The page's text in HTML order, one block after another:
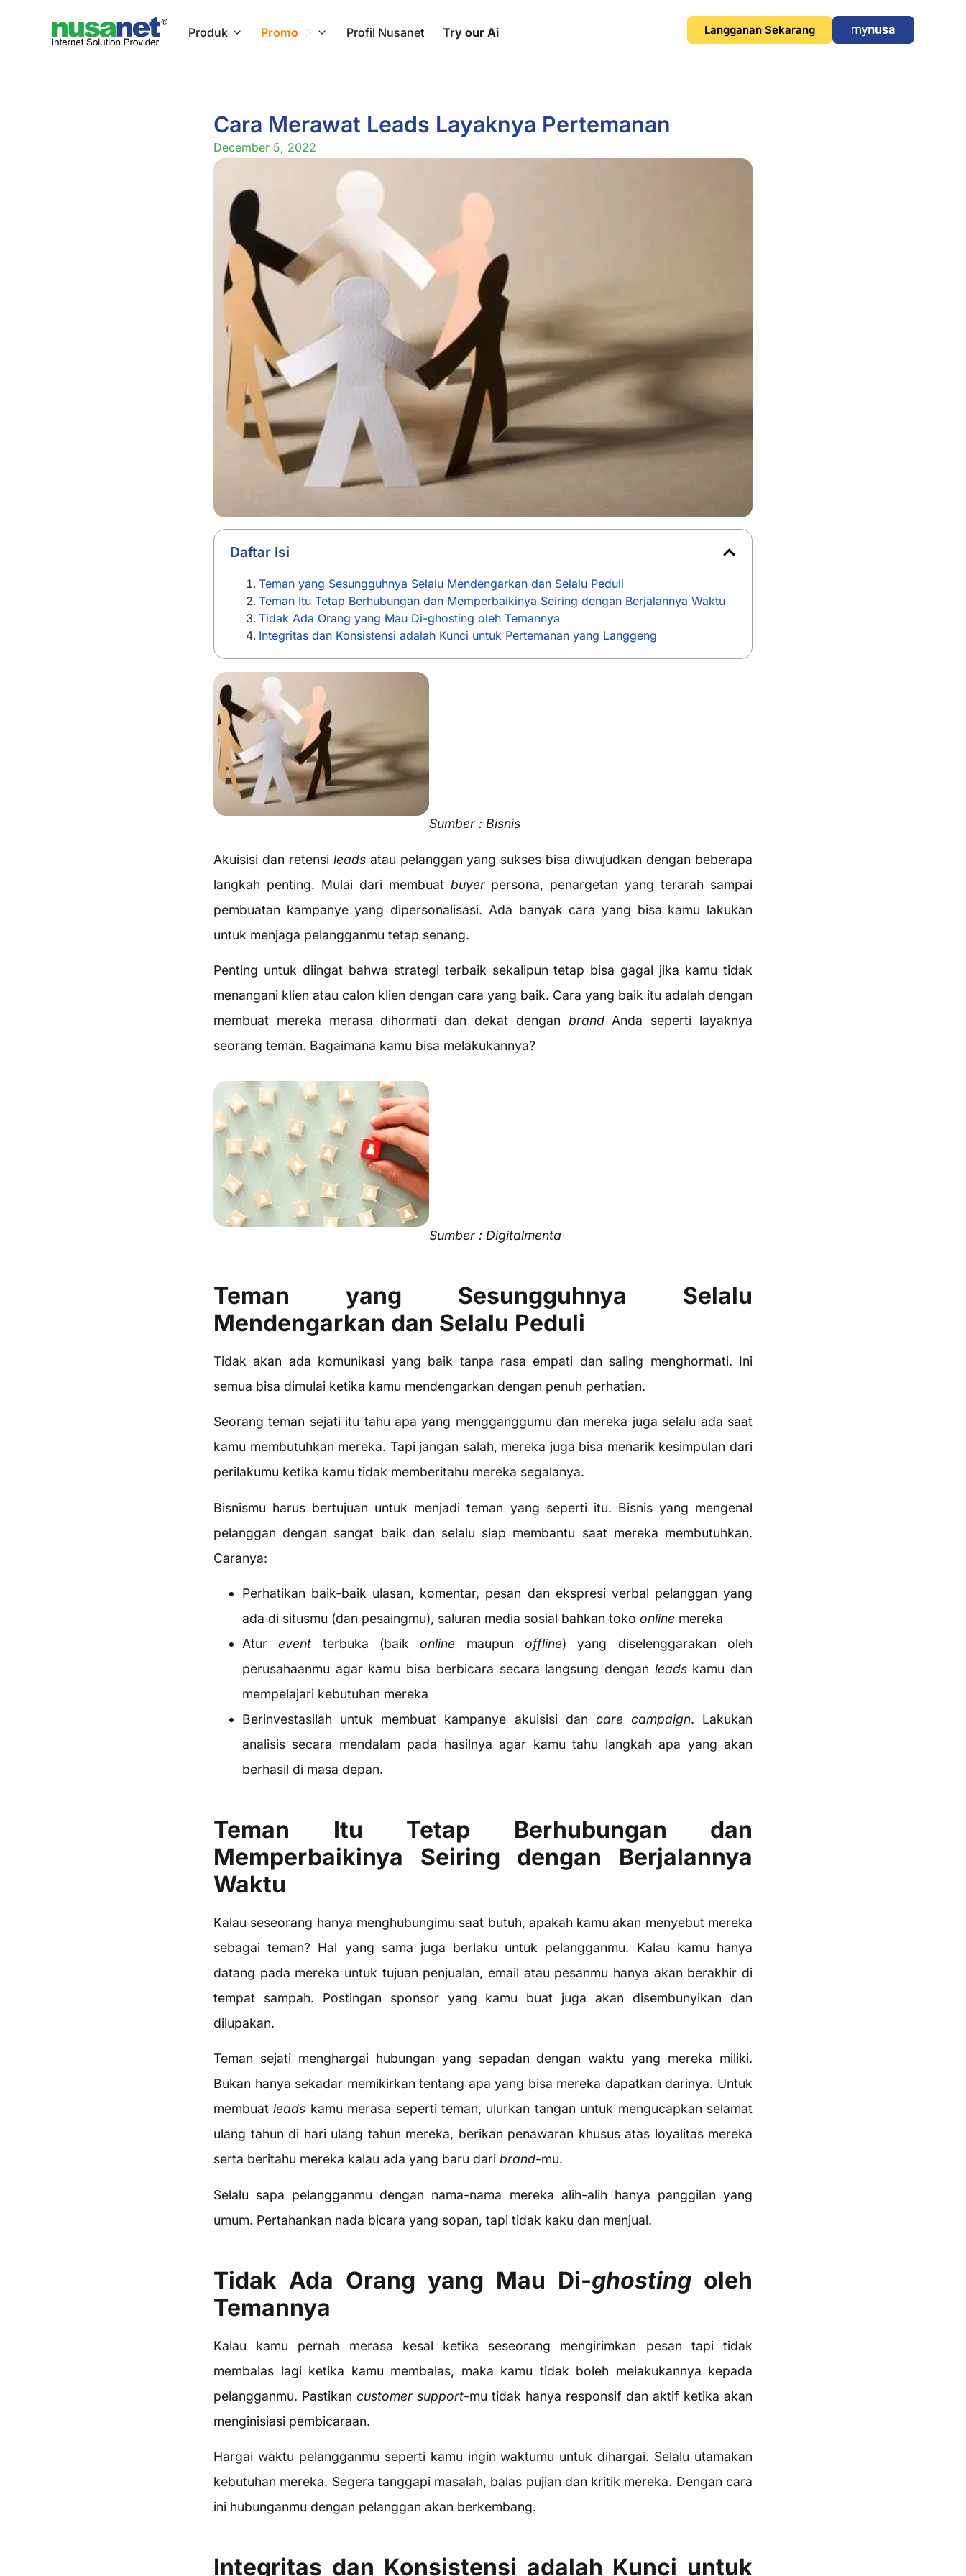
Produk Promo Profil Nusanet Try our Ai Langganan Sekarang
Cara Merawat Leads Layaknya Pertemanan
December 5, 2022
Daftar Isi
Teman yang Sesungguhnya Selalu Mendengarkan dan Selalu Peduli
Teman Itu Tetap Berhubungan dan Memperbaikinya Seiring dengan Berjalannya Waktu
Tidak Ada Orang yang Mau Di-ghosting oleh Temannya
Integritas dan Konsistensi adalah Kunci untuk Pertemanan yang Langgeng
Sumber : Bisnis
Akuisisi dan retensi leadsatau pelanggan yang sukses bisa diwujudkan dengan beberapa
langkah penting. Mulai dari membuat buyerpersona, penargetan yang terarah sampai
pembuatan kampanye yang dipersonalisasi. Ada banyak cara yang bisa kamu lakukan
untuk menjaga pelangganmu tetap senang.
Penting untuk diingat bahwa strategi terbaik sekalipun tetap bisa gagal jika kamu tidak
menangani klien atau calon klien dengan cara yang baik. Cara yang baik itu adalah dengan
membuat mereka merasa dihormati dan dekat dengan brandAnda seperti layaknya
seorang teman. Bagaimana kamu bisa melakukannya?
Sumber : Digitalmenta
Teman yang Sesungguhnya Selalu
Mendengarkan dan Selalu Peduli
Tidak akan ada komunikasi yang baik tanpa rasa empati dan saling menghormati. Ini
semua bisa dimulai ketika kamu mendengarkan dengan penuh perhatian.
Seorang teman sejati itu tahu apa yang mengganggumu dan mereka juga selalu ada saat
kamu membutuhkan mereka. Tapi jangan salah, mereka juga bisa menarik kesimpulan dari
perilakumu ketika kamu tidak memberitahu mereka segalanya.
Bisnismu harus bertujuan untuk menjadi teman yang seperti itu. Bisnis yang mengenal
pelanggan dengan sangat baik dan selalu siap membantu saat mereka membutuhkan.
Caranya:
Perhatikan baik-baik ulasan, komentar, pesan dan ekspresi verbal pelanggan yang
ada di situsmu (dan pesaingmu), saluran media sosial bahkan toko online mereka
Aturevent terbuka (baikonline maupunoffline) yang diselenggarakan oleh
perusahaanmu agar kamu bisa berbicara secara langsung dengan leadskamu dan
mempelajari kebutuhan mereka
Berinvestasilah untuk membuat kampanye akuisisi dan care campaign. Lakukan
analisis secara mendalam pada hasilnya agar kamu tahu langkah apa yang akan
berhasil di masa depan.
Teman Itu Tetap Berhubungan dan
Memperbaikinya Seiring dengan Berjalannya
Waktu
Kalau seseorang hanya menghubungimu saat butuh, apakah kamu akan menyebut mereka
sebagai teman? Hal yang sama juga berlaku untuk pelangganmu. Kalau kamu hanya
datang pada mereka untuk tujuan penjualan, email atau pesanmu hanya akan berakhir di
tempat sampah. Postingan sponsor yang kamu buat juga akan disembunyikan dan
dilupakan.
Teman sejati menghargai hubungan yang sepadan dengan waktu yang mereka miliki.
Bukan hanya sekadar memikirkan tentang apa yang bisa mereka dapatkan darinya. Untuk
membuatleads kamu merasa seperti teman, ulurkan tangan untuk mengucapkan selamat
ulang tahun di hari ulang tahun mereka, berikan penawaran khusus atas loyalitas mereka
serta beritahu mereka kalau ada yang baru dari brand-mu.
Selalu sapa pelangganmu dengan nama-nama mereka alih-alih hanya panggilan yang
umum. Pertahankan nada bicara yang sopan, tapi tidak kaku dan menjual.
Tidak Ada Orang yang Mau Di-ghosting oleh
Temannya
Kalau kamu pernah merasa kesal ketika seseorang mengirimkan pesan tapi tidak
membalas lagi ketika kamu membalas, maka kamu tidak boleh melakukannya kepada
pelangganmu. Pastikan customer support-mu tidak hanya responsif dan aktif ketika akan
menginisiasi pembicaraan.
Hargai waktu pelangganmu seperti kamu ingin waktumu untuk dihargai. Selalu utamakan
kebutuhan mereka. Segera tanggapi masalah, balas pujian dan kritik mereka. Dengan cara
ini hubunganmu dengan pelanggan akan berkembang.
Integritas dan Konsistensi adalah Kunci untuk